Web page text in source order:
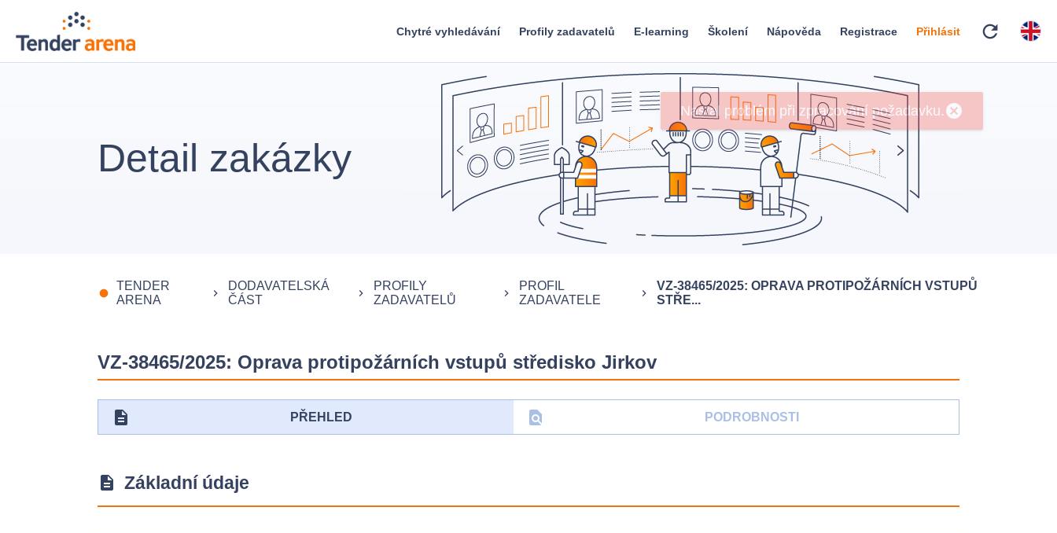
Chytré vyhledávání Profily zadavatelů E-learning Školení Nápověda Registrace Přihlásit refresh
Detail zakázky
fiber_manual_record
TENDER
ARENA
keyboard_arrow_right
DODAVATELSKÁ
ČÁST
keyboard_arrow_right
PROFILY
ZADAVATELŮ
keyboard_arrow_right
PROFIL
ZADAVATELE
keyboard_arrow_right
VZ-38465/2025: OPRAVA PROTIPOŽÁRNÍCH VSTUPŮ
STŘE...
VZ-38465/2025: Oprava protipožárních vstupů středisko Jirkov
description PŘEHLED find_in_page PODROBNOSTI
description Základní údaje
Nastal problém při zpracování požadavku. cancel